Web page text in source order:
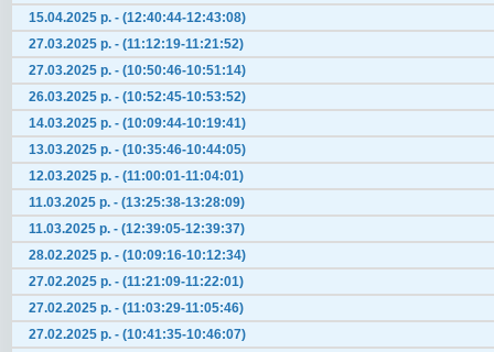
15.04.2025 р. - (12:40:44-12:43:08)
27.03.2025 р. - (11:12:19-11:21:52)
27.03.2025 р. - (10:50:46-10:51:14)
26.03.2025 р. - (10:52:45-10:53:52)
14.03.2025 р. - (10:09:44-10:19:41)
13.03.2025 р. - (10:35:46-10:44:05)
12.03.2025 р. - (11:00:01-11:04:01)
11.03.2025 р. - (13:25:38-13:28:09)
11.03.2025 р. - (12:39:05-12:39:37)
28.02.2025 р. - (10:09:16-10:12:34)
27.02.2025 р. - (11:21:09-11:22:01)
27.02.2025 р. - (11:03:29-11:05:46)
27.02.2025 р. - (10:41:35-10:46:07)